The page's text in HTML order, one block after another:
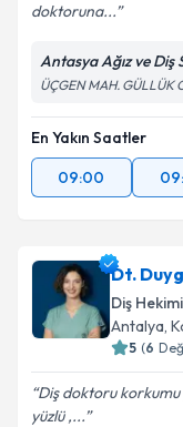
doktoruna...
Antasya Ağız ve Diş
ÜÇGEN MAH. GÜLLÜK
En Yakın Saatler
09:00
Dt.
Diş Hekimi
Antalya,
5 (6
Diş doktoru
yüzlü ,...